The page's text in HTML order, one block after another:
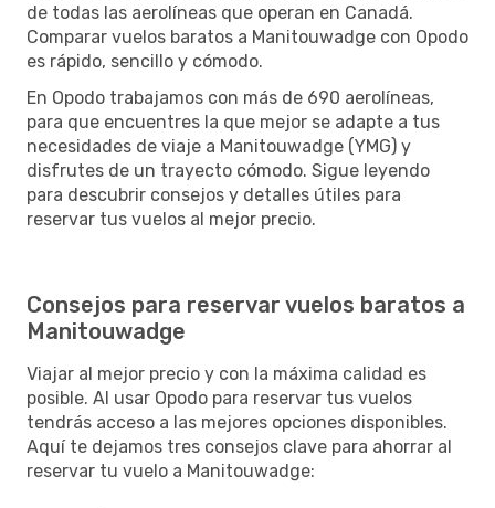
de todas las aerolíneas que operan en Canadá.
Comparar vuelos baratos a Manitouwadge con Opodo
es rápido, sencillo y cómodo.
En Opodo trabajamos con más de 690 aerolíneas,
para que encuentres la que mejor se adapte a tus
necesidades de viaje a Manitouwadge (YMG) y
disfrutes de un trayecto cómodo. Sigue leyendo
para descubrir consejos y detalles útiles para
reservar tus vuelos al mejor precio.
Consejos para reservar vuelos baratos a
Manitouwadge
Viajar al mejor precio y con la máxima calidad es
posible. Al usar Opodo para reservar tus vuelos
tendrás acceso a las mejores opciones disponibles.
Aquí te dejamos tres consejos clave para ahorrar al
reservar tu vuelo a Manitouwadge: